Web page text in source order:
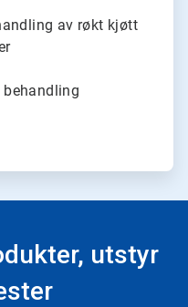
av røkt kjøtt
behandling
utstyr